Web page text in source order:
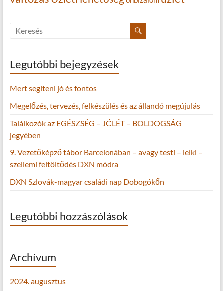
Legutóbbi bejegyzések
Mert segíteni jó és fontos
Megelőzés, tervezés, felkészülés és az állandó megújulás
Találkozók az EGÉSZSÉG – JÓLÉT – BOLDOGSÁG
jegyében
9. Vezetőképző tábor Barcelonában – avagy testi – lelki –
szellemi feltöltődés DXN módra
DXN Szlovák-magyar családi nap Dobogókőn
Legutóbbi hozzászólások
Archívum
2024. augusztus